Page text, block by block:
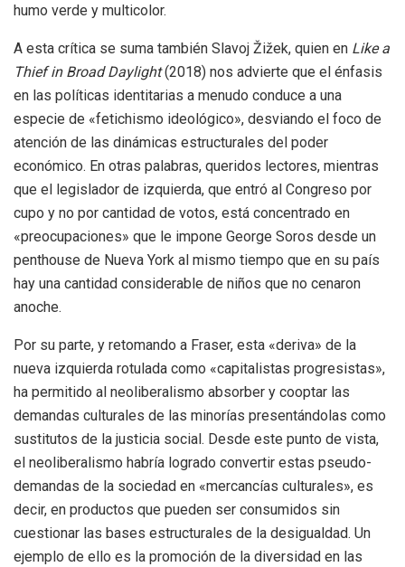
humo verde y multicolor.
A esta crítica se suma también Slavoj Žižek, quien en Like a
Thief in Broad Daylight(2018) nos advierte que el énfasis
en las políticas identitarias a menudo conduce a una
especie de «fetichismo ideológico», desviando el foco de
atención de las dinámicas estructurales del poder
económico. En otras palabras, queridos lectores, mientras
que el legislador de izquierda, que entró al Congreso por
cupo y no por cantidad de votos, está concentrado en
«preocupaciones» que le impone George Soros desde un
penthouse de Nueva York al mismo tiempo que en su país
hay una cantidad considerable de niños que no cenaron
anoche.
Por su parte, y retomando a Fraser, esta «deriva» de la
nueva izquierda rotulada como «capitalistas progresistas»,
ha permitido al neoliberalismo absorber y cooptar las
demandas culturales de las minorías presentándolas como
sustitutos de la justicia social. Desde este punto de vista,
el neoliberalismo habría logrado convertir estas pseudo-
demandas de la sociedad en «mercancías culturales», es
decir, en productos que pueden ser consumidos sin
cuestionar las bases estructurales de la desigualdad. Un
ejemplo de ello es la promoción de la diversidad en las